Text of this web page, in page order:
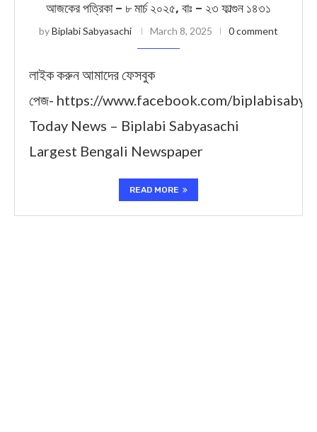
আজকের পত্রিকা – ৮ মার্চ ২০২৫, বাঃ – ২৩ ফাল্গুন ১৪৩১
byBiplabi Sabyasachi March 8, 2025 0 comment
লাইক করুন আমাদের ফেসবুক
পেজ- https://www.facebook.com/
Today News – Biplabi Sabyasachi
Largest Bengali Newspaper
READ MORE